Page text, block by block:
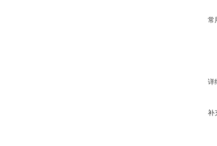
常
详
补